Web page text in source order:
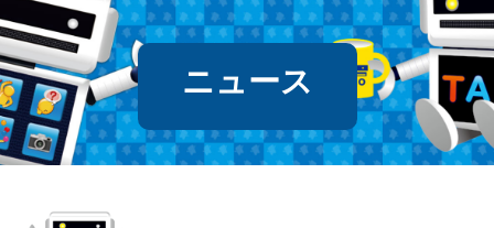
ニュース